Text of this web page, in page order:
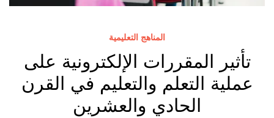
المناهج التعليمية
تأثير المقررات الإلكترونية على
عملية التعلم والتعليم في القرن
الحادي والعشرين